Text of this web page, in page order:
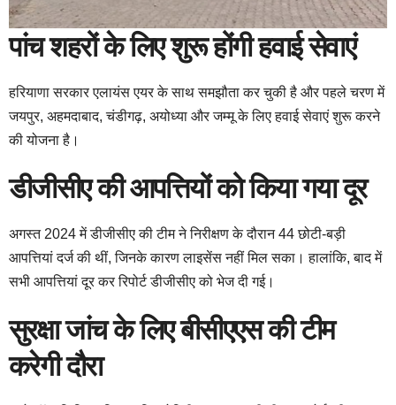
पांच शहरों के लिए शुरू होंगी हवाई सेवाएं
हरियाणा सरकार एलायंस एयर के साथ समझौता कर चुकी है और पहले चरण में
जयपुर, अहमदाबाद, चंडीगढ़, अयोध्या और जम्मू के लिए हवाई सेवाएं शुरू करने
की योजना है।
डीजीसीए की आपत्तियों को किया गया दूर
अगस्त 2024 में डीजीसीए की टीम ने निरीक्षण के दौरान 44 छोटी-बड़ी
आपत्तियां दर्ज की थीं, जिनके कारण लाइसेंस नहीं मिल सका। हालांकि, बाद में
सभी आपत्तियां दूर कर रिपोर्ट डीजीसीए को भेज दी गई।
सुरक्षा जांच के लिए बीसीएएस की टीम
करेगी दौरा